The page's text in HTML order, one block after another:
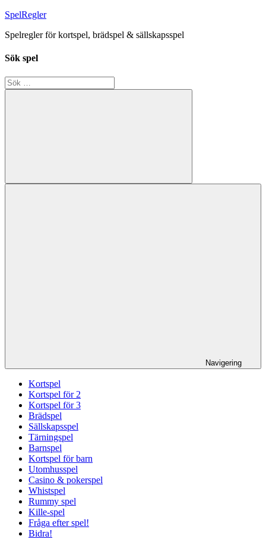
Hoppa
innehåll
SpelRegler
Spelregler för kortspel, brädspel & sällskapsspel
Sök spel
Sök
efter:
Sök
Navigering
Kortspel
Kortspel för 2
Kortspel för 3
Brädspel
Sällskapsspel
Tärningspel
Barnspel
Kortspel för barn
Utomhusspel
Casino & pokerspel
Whistspel
Rummy spel
Kille-spel
Fråga efter spel!
Bidra!